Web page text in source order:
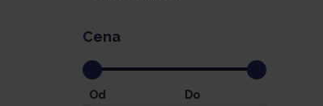
Cena
Od Do